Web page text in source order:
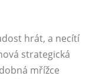
hrát, a necítí
strategická
mřížce